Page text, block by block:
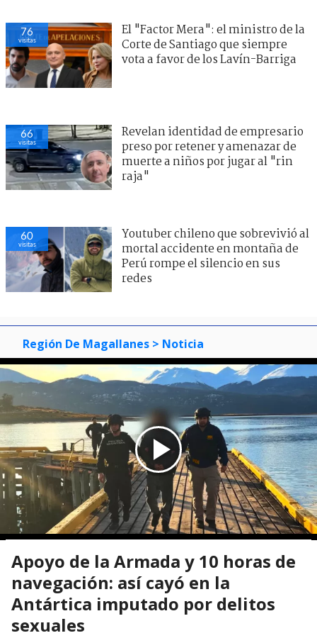
76
visitas
El "Factor Mera": el ministro de la
Corte de Santiago que siempre
vota a favor de los Lavín-Barriga
66
visitas
Revelan identidad de empresario
preso por retener y amenazar de
muerte a niños por jugar al "rin
raja"
60
visitas
Youtuber chileno que sobrevivió al
mortal accidente en montaña de
Perú rompe el silencio en sus
redes
Región De Magallanes > Noticia
Apoyo de la Armada y 10 horas de
navegación: así cayó en la
Antártica imputado por delitos
sexuales